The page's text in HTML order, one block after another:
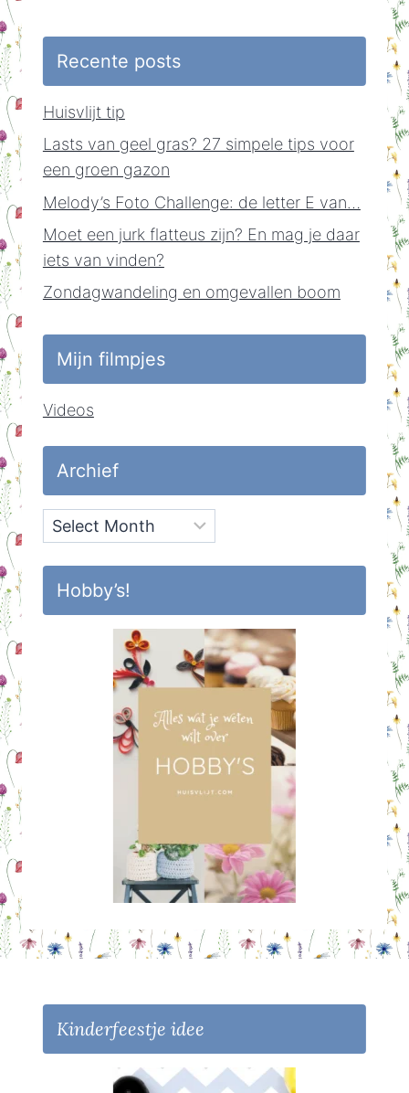
Recente posts
Huisvlijt tip
Lasts van geel gras? 27 simpele tips voor
een groen gazon
Melody’s Foto Challenge: de letter E van…
Moet een jurk flatteus zijn? En mag je daar
iets van vinden?
Zondagwandeling en omgevallen boom
Mijn filmpjes
Videos
Archief
Archief
Hobby’s!
Kinderfeestje idee